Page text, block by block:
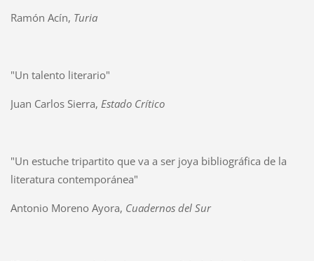
Ramón Acín, Turia
"Un talento literario"
Juan Carlos Sierra, Estado Crítico
"Un estuche tripartito que va a ser joya bibliográfica de la
literatura contemporánea"
Antonio Moreno Ayora, Cuadernos del Sur